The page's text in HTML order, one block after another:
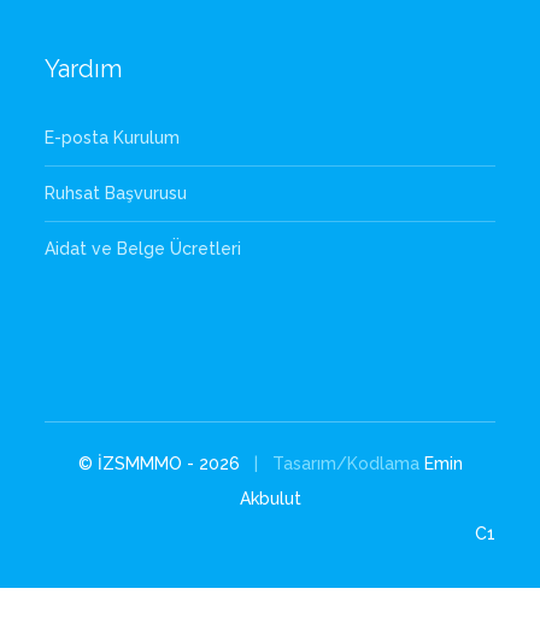
Yardım
E-posta Kurulum
Ruhsat Başvurusu
Aidat ve Belge Ücretleri
© İZSMMMO - 2026 | Tasarım/Kodlama Emin
Akbulut
C1